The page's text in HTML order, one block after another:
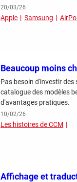
20/03/26
Apple Samsung
Beaucoup moins
Pas besoin d'investir
catalogue des modèles
d'avantages pratiques.
10/02/26
Les histoires de CCM
Affichage et